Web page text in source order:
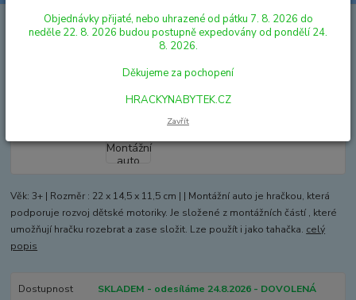
STAVEBNICE DŘEVĚNÉ Woody Montážní auto
Woody Montážní auto
Věk: 3+ | Rozměr : 22 x 14,5 x 11,5 cm | | Montážní auto je hračkou, která
podporuje rozvoj dětské motoriky. Je složené z montážních částí , které
umožňují hračku rozebrat a zase složit. Lze použít i jako tahačka. celý
popis
Dostupnost SKLADEM - odesíláme 24.8.2026 - DOVOLENÁ
Objednávky přijaté, nebo uhrazené od pátku 7. 8. 2026 do
neděle 22. 8. 2026 budou postupně expedovány od pondělí 24.
8. 2026.
Děkujeme za pochopení
HRACKYNABYTEK.CZ
Zavřít